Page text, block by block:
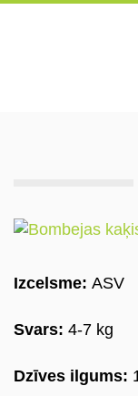
Отель животных
Izcelsme: ASV
Svars: 4-7 kg
Dzīves ilgums: